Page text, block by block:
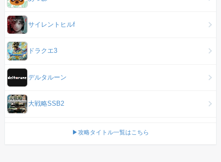
サイレントヒルf
ドラクエ3
デルタルーン
大戦略SSB2
▶攻略タイトル一覧はこちら